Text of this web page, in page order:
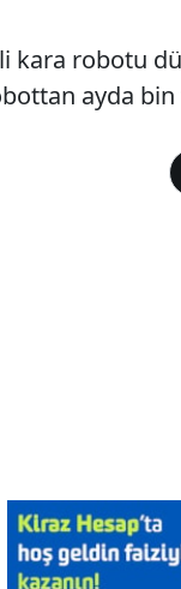
kara robotu
ayda